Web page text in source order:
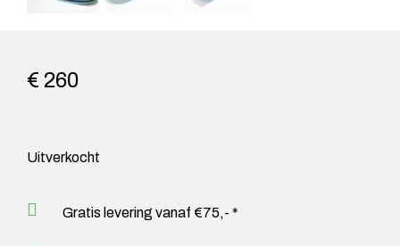
€ 260
Uitverkocht
Gratis levering vanaf €75,- *